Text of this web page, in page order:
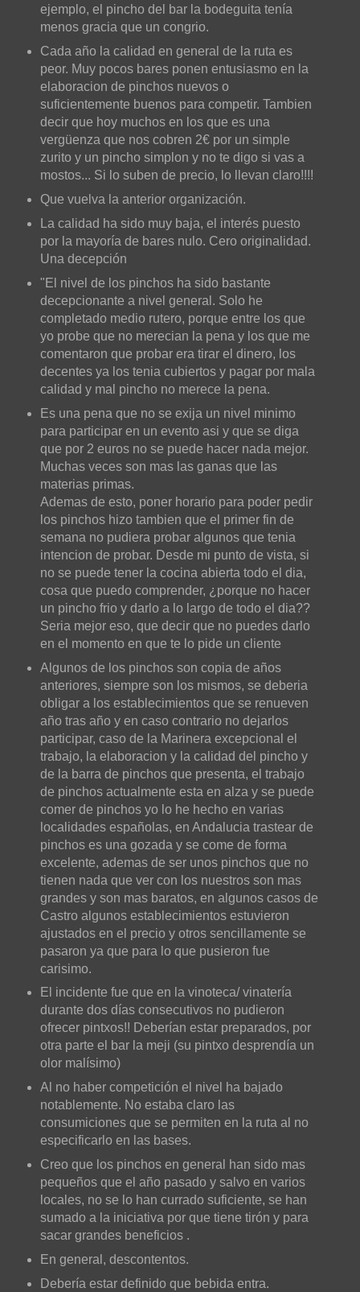
ejemplo, el pincho del bar la bodeguita tenía
menos gracia que un congrio.
Cada año la calidad en general de la ruta es
peor. Muy pocos bares ponen entusiasmo en la
elaboracion de pinchos nuevos o
suficientemente buenos para competir. Tambien
decir que hoy muchos en los que es una
vergüenza que nos cobren 2€ por un simple
zurito y un pincho simplon y no te digo si vas a
mostos... Si lo suben de precio, lo llevan claro!!!!
Que vuelva la anterior organización.
La calidad ha sido muy baja, el interés puesto
por la mayoría de bares nulo. Cero originalidad.
Una decepción
"El nivel de los pinchos ha sido bastante
decepcionante a nivel general. Solo he
completado medio rutero, porque entre los que
yo probe que no merecian la pena y los que me
comentaron que probar era tirar el dinero, los
decentes ya los tenia cubiertos y pagar por mala
calidad y mal pincho no merece la pena.
Es una pena que no se exija un nivel minimo
para participar en un evento asi y que se diga
que por 2 euros no se puede hacer nada mejor.
Muchas veces son mas las ganas que las
materias primas.
Ademas de esto, poner horario para poder pedir
los pinchos hizo tambien que el primer fin de
semana no pudiera probar algunos que tenia
intencion de probar. Desde mi punto de vista, si
no se puede tener la cocina abierta todo el dia,
cosa que puedo comprender, ¿porque no hacer
un pincho frio y darlo a lo largo de todo el dia??
Seria mejor eso, que decir que no puedes darlo
en el momento en que te lo pide un cliente
Algunos de los pinchos son copia de años
anteriores, siempre son los mismos, se deberia
obligar a los establecimientos que se renueven
año tras año y en caso contrario no dejarlos
participar, caso de la Marinera excepcional el
trabajo, la elaboracion y la calidad del pincho y
de la barra de pinchos que presenta, el trabajo
de pinchos actualmente esta en alza y se puede
comer de pinchos yo lo he hecho en varias
localidades españolas, en Andalucia trastear de
pinchos es una gozada y se come de forma
excelente, ademas de ser unos pinchos que no
tienen nada que ver con los nuestros son mas
grandes y son mas baratos, en algunos casos de
Castro algunos establecimientos estuvieron
ajustados en el precio y otros sencillamente se
pasaron ya que para lo que pusieron fue
carisimo.
El incidente fue que en la vinoteca/ vinatería
durante dos días consecutivos no pudieron
ofrecer pintxos!! Deberían estar preparados, por
otra parte el bar la meji (su pintxo desprendía un
olor malísimo)
Al no haber competición el nivel ha bajado
notablemente. No estaba claro las
consumiciones que se permiten en la ruta al no
especificarlo en las bases.
Creo que los pinchos en general han sido mas
pequeños que el año pasado y salvo en varios
locales, no se lo han currado suficiente, se han
sumado a la iniciativa por que tiene tirón y para
sacar grandes beneficios .
En general, descontentos.
Debería estar definido que bebida entra.